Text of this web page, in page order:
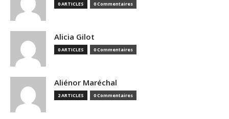
0 ARTICLES 0 Commentaires
Alicia Gilot
0 ARTICLES 0 Commentaires
Aliénor Maréchal
2 ARTICLES 0 Commentaires